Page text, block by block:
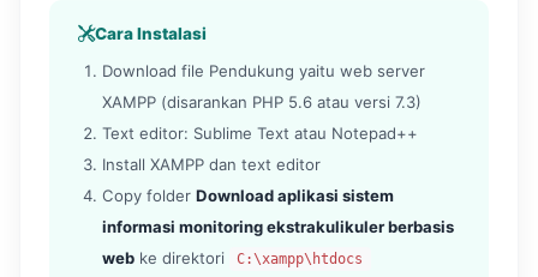
Cara Instalasi
Download file Pendukung yaitu web server
XAMPP (disarankan PHP 5.6 atau versi 7.3)
Text editor: Sublime Text atau Notepad++
Install XAMPP dan text editor
Copy folder Download aplikasi sistem
informasi monitoring ekstrakulikuler berbasis
web ke direktori C:\xampp\htdocs